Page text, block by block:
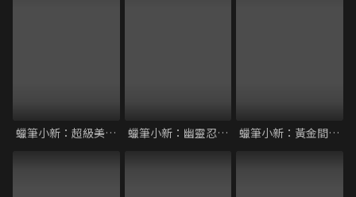
蠟筆小新：超級美味！B級美食大逃亡！！ 蠟筆小新：幽靈忍者珍風傳 蠟筆小新：黃金間諜大作戰